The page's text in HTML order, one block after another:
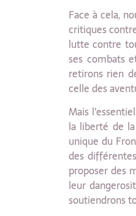
Face à cela,
critiques
lutte contre
ses combats
retirons rien
celle des
Mais
la liberté de
unique du
des
proposer des
leur
soutiendrons